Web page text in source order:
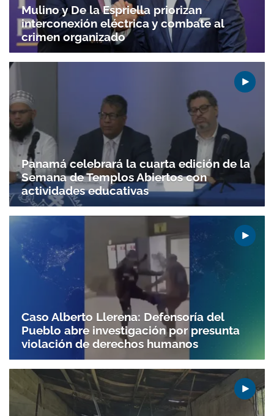
Gracias por suscribirte a nuestro boletín.
Mulino y De la Espriella priorizan
interconexión eléctrica y combate al
crimen organizado
Panamá celebrará la cuarta edición de la
Semana de Templos Abiertos con
actividades educativas
Caso Alberto Llerena: Defensoría del
Pueblo abre investigación por presunta
violación de derechos humanos